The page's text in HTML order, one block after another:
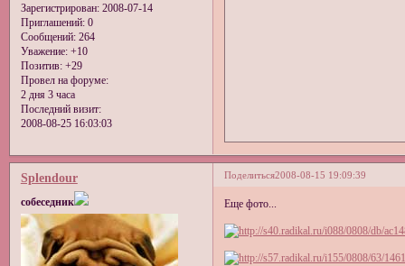
Зарегистрирован: 2008-07-14
Приглашений:0
Сообщений:264
Уважение: +10
Позитив: +29
Провел на форуме:
2 дня 3 часа
Последний визит:
2008-08-25 16:03:03
Поделиться2008-08-15 19:09:39
Splendour
собеседник Еще фото...